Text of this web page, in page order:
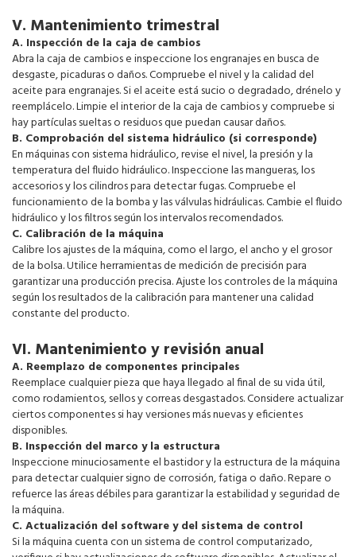
V. Mantenimiento trimestral
A. Inspección de la caja de cambios
Abra la caja de cambios e inspeccione los engranajes en busca de
desgaste, picaduras o daños. Compruebe el nivel y la calidad del
aceite para engranajes. Si el aceite está sucio o degradado, drénelo y
reemplácelo. Limpie el interior de la caja de cambios y compruebe si
hay partículas sueltas o residuos que puedan causar daños.
B. Comprobación del sistema hidráulico (si corresponde)
En máquinas con sistema hidráulico, revise el nivel, la presión y la
temperatura del fluido hidráulico. Inspeccione las mangueras, los
accesorios y los cilindros para detectar fugas. Compruebe el
funcionamiento de la bomba y las válvulas hidráulicas. Cambie el fluido
hidráulico y los filtros según los intervalos recomendados.
C. Calibración de la máquina
Calibre los ajustes de la máquina, como el largo, el ancho y el grosor
de la bolsa. Utilice herramientas de medición de precisión para
garantizar una producción precisa. Ajuste los controles de la máquina
según los resultados de la calibración para mantener una calidad
constante del producto.
VI. Mantenimiento y revisión anual
A. Reemplazo de componentes principales
Reemplace cualquier pieza que haya llegado al final de su vida útil,
como rodamientos, sellos y correas desgastados. Considere actualizar
ciertos componentes si hay versiones más nuevas y eficientes
disponibles.
B. Inspección del marco y la estructura
Inspeccione minuciosamente el bastidor y la estructura de la máquina
para detectar cualquier signo de corrosión, fatiga o daño. Repare o
refuerce las áreas débiles para garantizar la estabilidad y seguridad de
la máquina.
C. Actualización del software y del sistema de control
Si la máquina cuenta con un sistema de control computarizado,